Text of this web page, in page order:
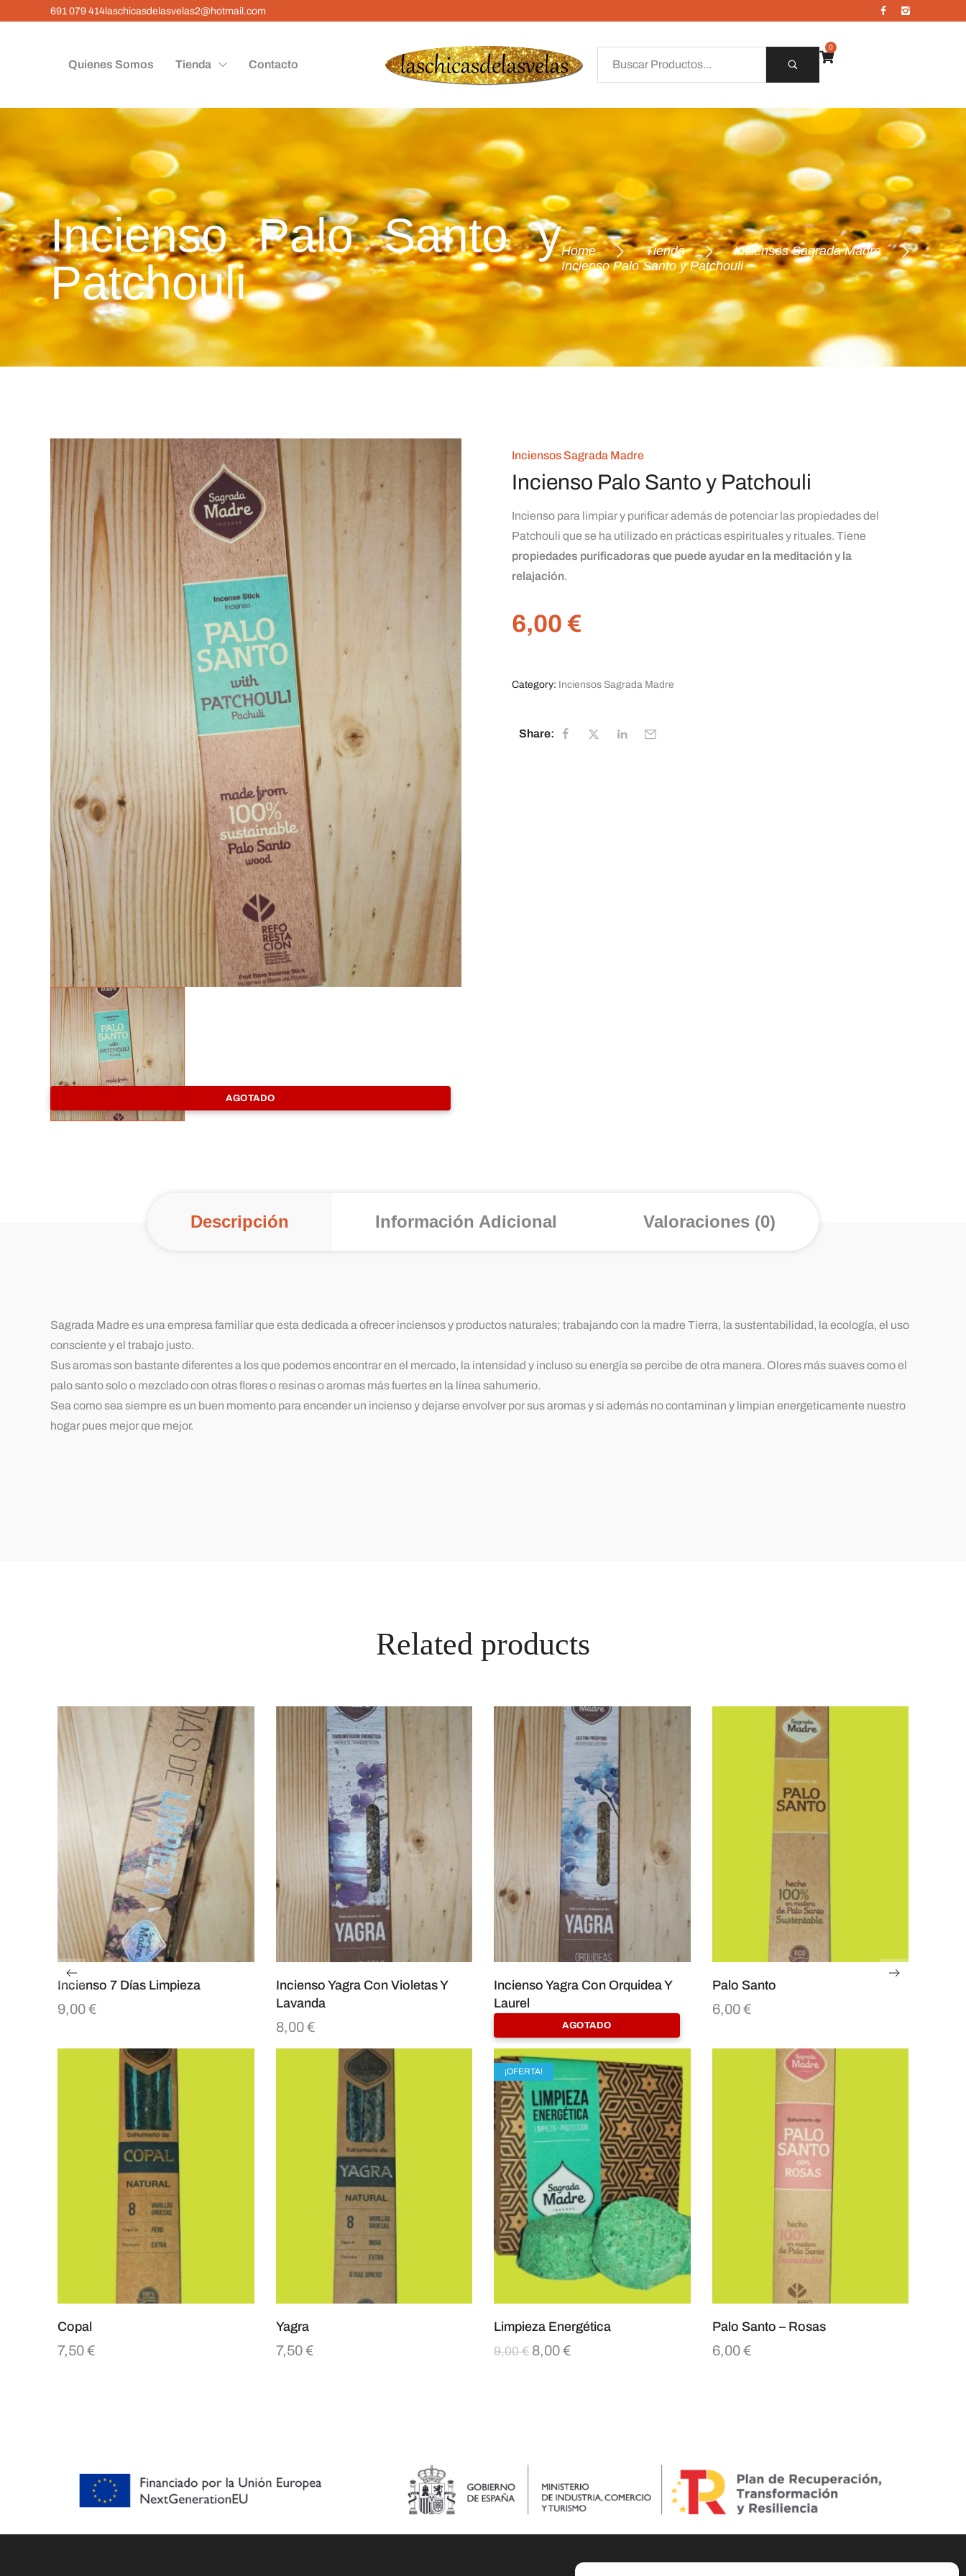
691 079 414laschicasdelasvelas2@hotmail.com
Quienes Somos Tienda Contacto
0
Incienso Palo Santo y
Patchouli
Home Tienda
Inciensos Sagrada Madre
Incienso Palo Santo y Patchouli
AGOTADO
Inciensos Sagrada Madre
Incienso Palo Santo y Patchouli
Incienso para limpiar y purificar además de potenciar las propiedades del
Patchouli que se ha utilizadoen prácticas espirituales y rituales. Tiene
propiedades purificadoras que puede ayudar en la meditación y la
relajación.
6,00 €
Category: Inciensos Sagrada Madre
Share:
Descripción Información Adicional Valoraciones (0)
Sagrada Madre es una empresa familiar que esta dedicada a ofrecer inciensos y productos naturales; trabajando con la madre Tierra, la sustentabilidad, la ecología, el uso
consciente y el trabajo justo.
Sus aromas son bastante diferentes a los que podemos encontrar en el mercado, la intensidad y incluso su energía se percibe de otra manera. Olores más suaves como el
palo santo solo o mezclado con otras flores o resinas o aromas más fuertes en la línea sahumerio.
Sea como sea siempre es un buen momento para encender un incienso y dejarse envolver por sus aromas y si además no contaminan y limpian energeticamente nuestro
hogar pues mejor que mejor.
Related products
Incienso 7 Días Limpieza
9,00€
Incienso Yagra Con Violetas Y
Lavanda
8,00€ AGOTADO
Incienso Yagra Con Orquidea Y
Laurel
Palo Santo
6,00€
Copal
7,50€
Yagra
7,50€
¡OFERTA!
Limpieza Energética
9,00€ 8,00€
Palo Santo – Rosas
6,00€